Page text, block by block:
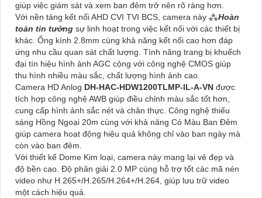
giúp việc giám sát và xem ban đêm trở nên rõ ràng hơn.
Với nền tảng kết nối AHD CVI TVI BCS, camera này ⁂Hoàn
toàn tin tưởng sự linh hoạt trong việc kết nối với các thiết bị
khác. Ống kính 2.8mm cùng khả năng kết nối cao hơn đáp
ứng nhu cầu quan sát chất lượng. Tính năng trang bị khuếch
đại tín hiệu hình ảnh AGC cộng với công nghệ CMOS giúp
thu hình nhiều màu sắc, chất lượng hình ảnh cao.
Camera HD Anlog DH-HAC-HDW1200TLMP-IL-A-VN được
tích hợp công nghệ AWB giúp điều chỉnh màu sắc tốt hơn,
cung cấp hình ảnh sắc nét và chân thực. Công nghệ thiếu
sáng Hồng Ngoại 20m cùng với khả năng Có Màu Ban Ðêm
giúp camera hoạt động hiệu quả không chỉ vào ban ngày mà
còn vào ban đêm.
Với thiết kế Dome Kim loại, camera này mang lại vẻ đẹp và
độ bền cao. Độ phân giải 2.0 MP cùng hỗ trợ tốt các mã nén
video như H.265+/H.265/H.264+/H.264, giúp lưu trữ video
một cách hiệu quả.